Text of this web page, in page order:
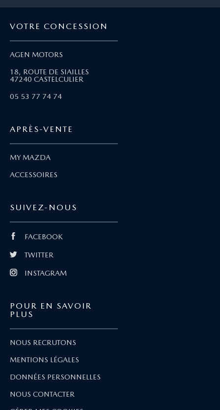
VOTRE CONCESSION
AGEN MOTORS
18, ROUTE DE SIAILLES
47240 CASTELCULIER
05 53 77 74 74
APRÈS-VENTE
MY MAZDA
ACCESSOIRES
SUIVEZ-NOUS
FACEBOOK
TWITTER
INSTAGRAM
POUR EN SAVOIR
PLUS
NOUS RECRUTONS
MENTIONS LÉGALES
DONNÉES PERSONNELLES
NOUS CONTACTER